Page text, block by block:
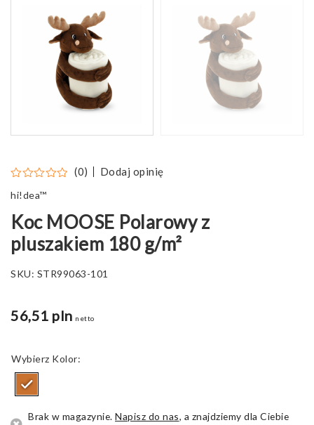
(0) Dodaj opinię
hi!dea™
Koc MOOSE Polarowy z
pluszakiem 180 g/m²
SKU: STR99063-101
56,51 pln netto
Kolor
Brak w magazynie. Napisz do nas, a znajdziemy dla Ciebie